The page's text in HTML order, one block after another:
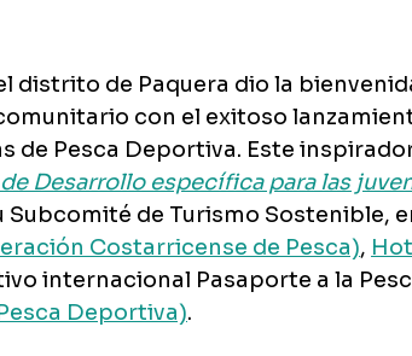
distrito de Paquera dio la
con el exitoso
de Pesca Deportiva. Este
Desarrollo específica para las
Subcomité de Turismo Sostenible,
Costarricense de Pesca),
internacional Pasaporte a la
Deportiva).